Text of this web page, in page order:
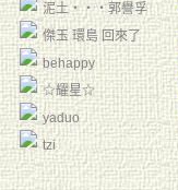
泥土‧‧‧郭譽孚
傑玉 環島 回來了
behappy
☆耀星☆
yaduo
tzi